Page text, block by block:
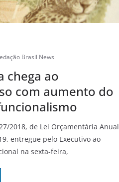
Brasil News
chega ao
com aumento do
2018, de Lei Orçamentária Anual
entregue pelo Executivo ao
na sexta-feira,